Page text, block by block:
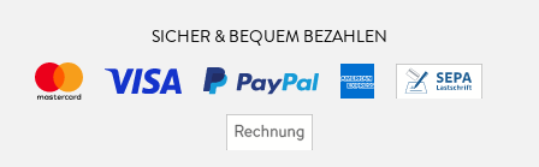
SICHER & BEQUEM BEZAHLEN